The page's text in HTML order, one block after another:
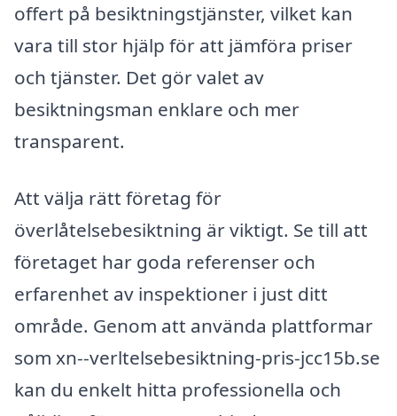
offert på besiktningstjänster, vilket kan
vara till stor hjälp för att jämföra priser
och tjänster. Det gör valet av
besiktningsman enklare och mer
transparent.
Att välja rätt företag för
överlåtelsebesiktning är viktigt. Se till att
företaget har goda referenser och
erfarenhet av inspektioner i just ditt
område. Genom att använda plattformar
som xn--verltelsebesiktning-pris-jcc15b.se
kan du enkelt hitta professionella och